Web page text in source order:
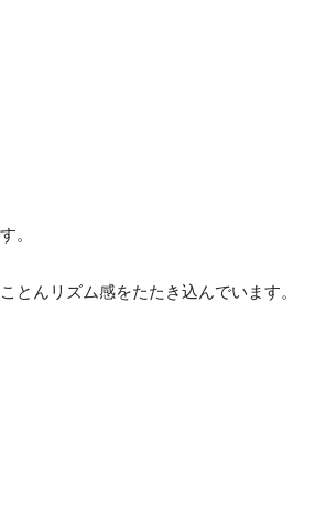
。
とんリズム感をたたき込んでいます。